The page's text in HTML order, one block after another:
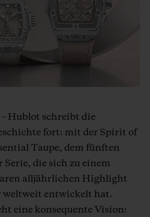
– Hublot schreibt die
fort: mit der Spirit of
Taupe, dem fünften
Serie, die sich zu einem
alljährlichen Highlight
weltweit entwickelt hat.
eine konsequente Vision:
BIG BANG
PEACH CERAMIC
LIEFERZEIT